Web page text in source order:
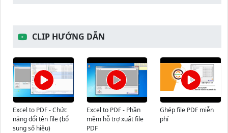
CLIP HƯỚNG DẪN
Excel to PDF - Chức
năng đổi tên file (bổ
sung số hiệu)
Excel to PDF - Phần
mềm hỗ trợ xuất file
PDF
Ghép file PDF miễn
phí